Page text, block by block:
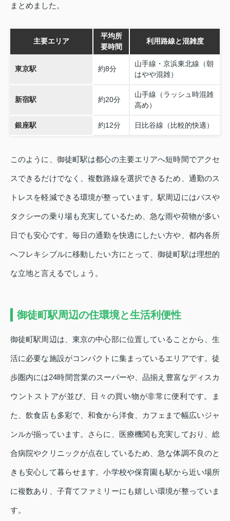
まとめました。
主要エリア
平均所
要時間
利用路線と混雑度
東京駅 約8分
山手線・京浜東北線（朝
はやや混雑）
新宿駅 約20分
山手線（ラッシュ時混雑
高め）
銀座駅 約12分 日比谷線（比較的快適）
このように、御徒町駅は都心の主要エリアへ短時間でアクセ
スできるだけでなく、複数路線を選択できるため、通勤のス
トレスを軽減できる環境が整っています。駅周辺にはバスや
タクシーの乗り場も充実しているため、急な雨や荷物が多い
日でも安心です。毎日の通勤を快適にしたい方や、都内各所
へフレキシブルに移動したい方にとって、御徒町駅は理想的
な立地と言えるでしょう。
御徒町駅周辺の住環境と生活利便性
御徒町駅周辺は、東京の中心部に位置していることから、生
活に必要な施設がコンパクトに集まっているエリアです。徒
歩圏内には24時間営業のスーパーや、品揃え豊富なディスカ
ウントストアが並び、日々の買い物が非常に便利です。ま
た、飲食店も多彩で、和食から洋食、カフェまで幅広いジャ
ンルが揃っています。さらに、医療機関も充実しており、総
合病院やクリニックが点在しているため、急な体調不良のと
きも安心して暮らせます。小学校や保育園も駅から近い場所
に複数あり、子育てファミリーにも嬉しい環境が整っていま
す。